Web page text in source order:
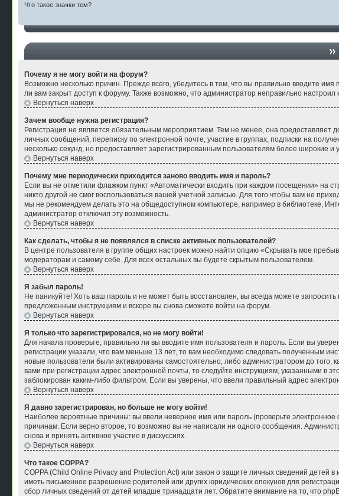
Что такое значки тем?
Почему я не могу войти на форум?
Возможно несколько причин. Прежде всего, убедитесь в том, что вы правильно вводите
ли вам закрыт доступ к форуму. Также возможно, что администратор неправильно
Вернуться наверх
Зачем вообще нужна регистрация?
Регистрация не является обязательным мероприятием. Тем не менее, она
личных сообщений, переписку по электронной почте, участие в группах, подписки на
несколько секунд, но предоставляет зарегистрированным пользователям более
Вернуться наверх
Почему мне периодически приходится заново вводить имя и пароль?
Если вы не отметили флажком пункт «Автоматически входить при каждом посещении» на
никто другой не смог воспользоваться вашей учетной записью. Для того чтобы вам не
мы не рекомендуем делать это на общедоступном компьютере, например в библиотеке,
администратор отключил эту возможность.
Вернуться наверх
Как сделать, чтобы я не появлялся в списке активных пользователей?
В центре пользователя в группе общих настроек можно найти опцию «Скрывать мое
модераторам и самому себе. Для всех остальных вы будете скрытым пользователем.
Вернуться наверх
Я забыл пароль!
Не паникуйте! Хоть ваш пароль и не может быть восстановлен, вы всегда можете
предложенным инструкциям и вскоре вы снова сможете войти на форум.
Вернуться наверх
Я только что зарегистрировался, но не могу войти!
Для начала проверьте, правильно ли вы вводите имя пользователя и пароль. Если вы
регистрации указали, что вам меньше 13 лет, то вам необходимо следовать полученным
новые пользователи были активированы самостоятельно, либо администратором до
вами при регистрации адрес электронной почты, то следуйте инструкциям, указанными
заблокирован каким-либо фильтром. Если вы уверены, что ввели правильный адрес
Вернуться наверх
Я давно зарегистрирован, но больше не могу войти!
Наиболее вероятные причины: вы ввели неверное имя или пароль (проверьте
причинам. Если верно второе, то возможно вы не написали ни одного сообщения.
снова и принять активное участие в дискуссиях.
Вернуться наверх
Что такое COPPA?
COPPA (Child Online Privacy and Protection Act) или закон о защите личных сведений
иметь письменное разрешение родителей или других юридических опекунов для
сбор личных сведений от детей младше тринадцати лет. Обратите внимание на то, что